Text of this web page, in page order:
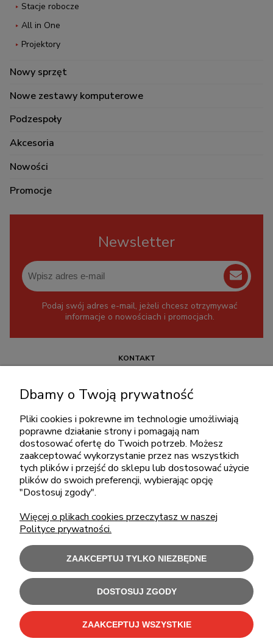
Stacje robocze
All in One
Projektory
Nowy sprzęt
Nowe zestawy komputerowe
Podzespoły
Akcesoria
Nowości
Promocje
Newsletter
Podaj swój adres e-mail, jeżeli chcesz otrzymywać
informacje o nowościach i promocjach.
KONTAKT
pon.-piąt.: 08:00-16:00
sklep@cebit.pl
ZAKUPY
MOJE KONTO
INFORMACJE
Użytkowanie sklepu oznacza zgodę na wykorzystywanie plików cookies.
Szczegółowe informacje wPolityce prywatności
C-Bit Bis OnLine - tanie laptopy poleasingowe i używane komputery biurowe.
Dbamy o Twoją prywatność
Pliki cookies i pokrewne im technologie umożliwiają
poprawne działanie strony i pomagają nam
dostosować ofertę do Twoich potrzeb. Możesz
zaakceptować wykorzystanie przez nas wszystkich
tych plików i przejść do sklepu lub dostosować użycie
plików do swoich preferencji, wybierając opcję
"Dostosuj zgody".
Więcej o plikach cookies przeczytasz w naszej
Polityce prywatności.
ZAAKCEPTUJ TYLKO NIEZBĘDNE
DOSTOSUJ ZGODY
ZAAKCEPTUJ WSZYSTKIE